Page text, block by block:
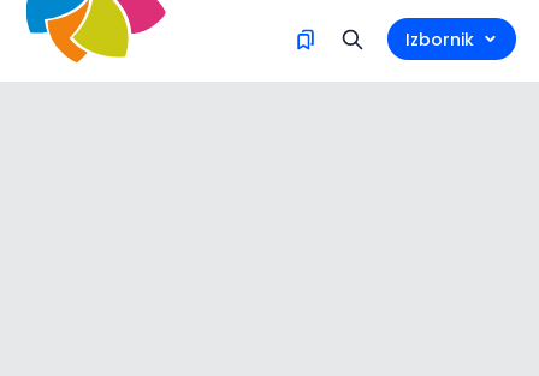
Izbornik